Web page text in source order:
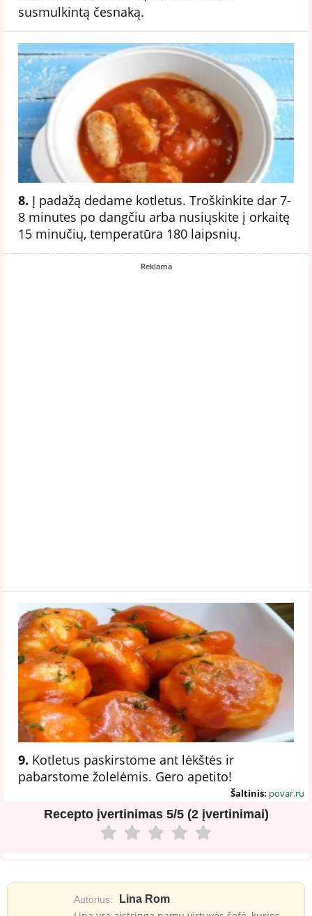
susmulkintą česnaką.
8. Į padažą dedame kotletus. Troškinkite dar 7-
8 minutes po dangčiu arba nusiųskite į orkaitę
15 minučių, temperatūra 180 laipsnių.
Reklama
9. Kotletus paskirstome ant lėkštės ir
pabarstome žolelėmis. Gero apetito!
Šaltinis: povar.ru
Recepto įvertinimas 5/5 (2 įvertinimai)
Autorius: Lina Rom